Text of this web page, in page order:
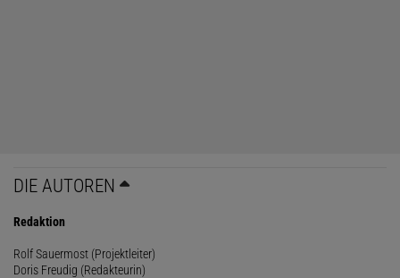
DIE AUTOREN
Redaktion
Rolf Sauermost (Projektleiter)
Doris Freudig (Redakteurin)